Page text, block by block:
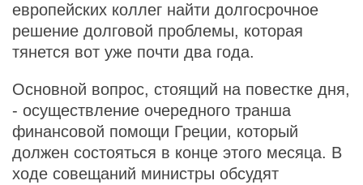
европейских коллег найти долгосрочное
решение долговой проблемы, которая
тянется вот уже почти два года.
Основной вопрос, стоящий на повестке дня,
- осуществление очередного транша
финансовой помощи Греции, который
должен состояться в конце этого месяца. В
ходе совещаний министры обсудят